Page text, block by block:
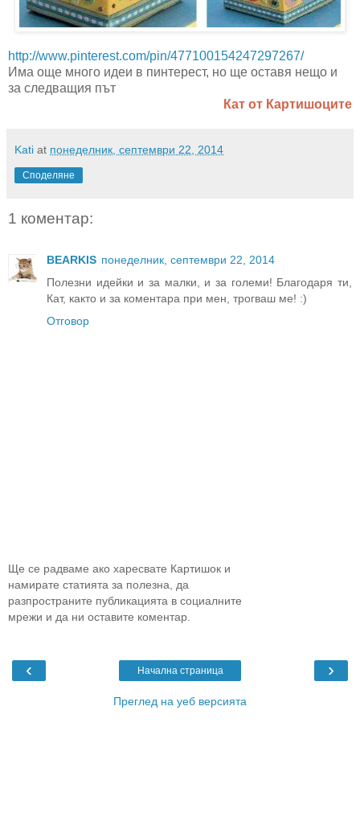
http://www.pinterest.com/pin/477100154247297267/
Има още много идеи в пинтерест, но ще оставя нещо и
за следващия път
Кат от Картишоците
Kati at понеделник, септември 22, 2014
Споделяне
1 коментар:
BEARKIS понеделник, септември 22, 2014
Полезни идейки и за малки, и за големи! Благодаря ти,
Кат, както и за коментара при мен, трогваш ме! :)
Отговор
Ще се радваме ако харесвате Картишок и
намирате статията за полезна, да
разпространите публикацията в социалните
мрежи и да ни оставите коментар.
‹ ›
Начална страница
Преглед на уеб версията